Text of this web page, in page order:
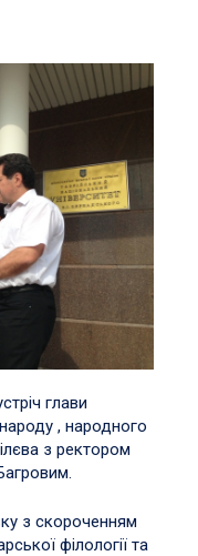
глави
, народного
з ректором
з скороченням
філології та